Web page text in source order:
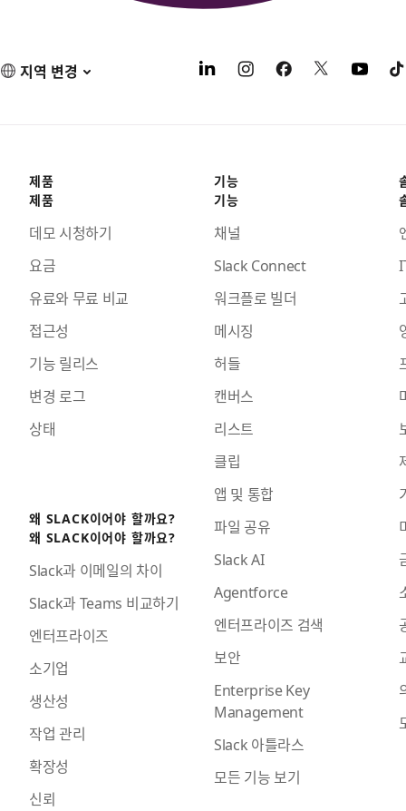
지역 변경
제품
제품
데모 시청하기
요금
유료와 무료 비교
접근성
기능 릴리스
변경 로그
상태
왜 SLACK이어야 할까요?
왜 SLACK이어야 할까요?
Slack과 이메일의 차이
Slack과 Teams 비교하기
엔터프라이즈
소기업
생산성
작업 관리
확장성
신뢰
기능
기능
채널
Slack Connect
워크플로 빌더
메시징
허들
캔버스
리스트
클립
앱 및 통합
파일 공유
Slack AI
Agentforce
엔터프라이즈 검색
보안
Enterprise Key
Management
Slack 아틀라스
모든 기능 보기